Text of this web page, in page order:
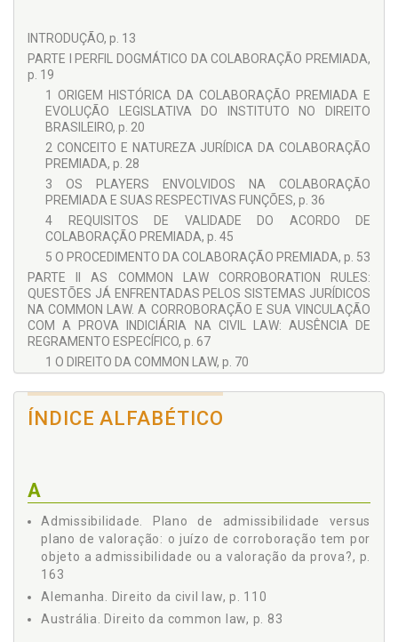
INTRODUÇÃO, p. 13
PARTE I PERFIL DOGMÁTICO DA COLABORAÇÃO PREMIADA,
p. 19
1 ORIGEM HISTÓRICA DA COLABORAÇÃO PREMIADA E
EVOLUÇÃO LEGISLATIVA DO INSTITUTO NO DIREITO
BRASILEIRO, p. 20
2 CONCEITO E NATUREZA JURÍDICA DA COLABORAÇÃO
PREMIADA, p. 28
3 OS PLAYERS ENVOLVIDOS NA COLABORAÇÃO
PREMIADA E SUAS RESPECTIVAS FUNÇÕES, p. 36
4 REQUISITOS DE VALIDADE DO ACORDO DE
COLABORAÇÃO PREMIADA, p. 45
5 O PROCEDIMENTO DA COLABORAÇÃO PREMIADA, p. 53
PARTE II AS COMMON LAW CORROBORATION RULES:
QUESTÕES JÁ ENFRENTADAS PELOS SISTEMAS JURÍDICOS
NA COMMON LAW. A CORROBORAÇÃO E SUA VINCULAÇÃO
COM A PROVA INDICIÁRIA NA CIVIL LAW: AUSÊNCIA DE
REGRAMENTO ESPECÍFICO, p. 67
1 O DIREITO DA COMMON LAW, p. 70
1.3 Austrália, p. 83
ESTABELECIMENTO DE PREMISSAS TEÓRICAS
ESSENCIAIS AO ENFRENTAMENTO DA MATÉRIA NO
DIREITO CONTINENTAL, p. 99
2.1 Itália, p. 105
2.3 França, p. 114
2.4 Espanha, p. 120
ÍNDICE ALFABÉTICO
A
Admissibilidade. Plano de admissibilidade versus
plano de valoração: o juízo de corroboração tem por
objeto a admissibilidade ou a valoração da prova?, p.
163
Alemanha. Direito da civil law, p. 110
Austrália. Direito da common law, p. 83